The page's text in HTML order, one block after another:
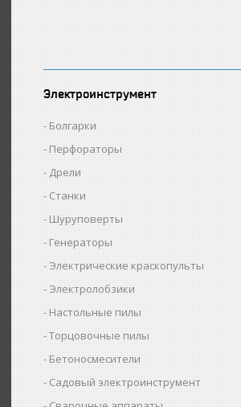
Электроинструмент
Болгарки
Перфораторы
Дрели
Станки
Шуруповерты
Генераторы
Электрические краскопульты
Электролобзики
Настольные пилы
Торцовочные пилы
Бетоносмесители
Садовый электроинструмент